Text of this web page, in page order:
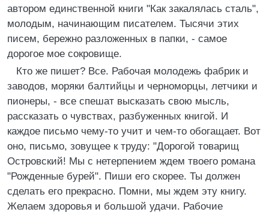
автором единственной книги "Как закалялась сталь",
молодым, начинающим писателем. Тысячи этих
писем, бережно разложенных в папки, - самое
дорогое мое сокровище.
Кто же пишет? Все. Рабочая молодежь фабрик и
заводов, моряки балтийцы и черноморцы, летчики и
пионеры, - все спешат высказать свою мысль,
рассказать о чувствах, разбуженных книгой. И
каждое письмо чему-то учит и чем-то обогащает. Вот
оно, письмо, зовущее к труду: "Дорогой товарищ
Островский! Мы с нетерпением ждем твоего романа
"Рожденные бурей". Пиши его скорее. Ты должен
сделать его прекрасно. Помни, мы ждем эту книгу.
Желаем здоровья и большой удачи. Рабочие